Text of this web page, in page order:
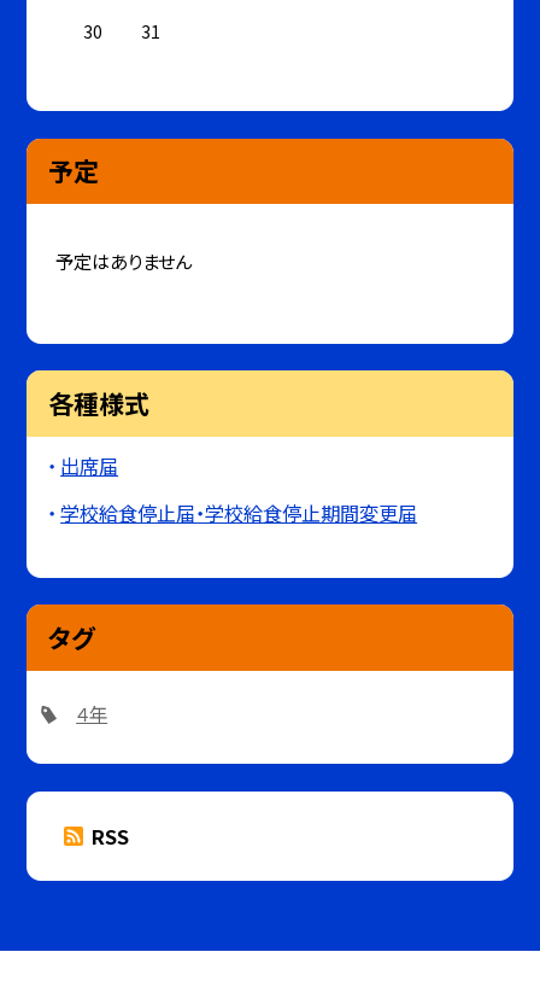
30
31
予定
予定はありません
各種様式
出席届
学校給食停止届・学校給食停止期間変更届
タグ
４年
RSS